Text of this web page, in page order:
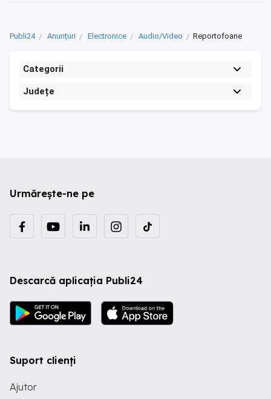
Publi24 Anunțuri Electronice Audio/Video Reportofoane
Categorii
Județe
Urmărește-ne pe
Descarcă aplicația Publi24
Suport clienți
Ajutor